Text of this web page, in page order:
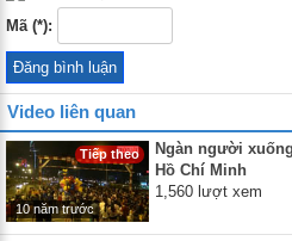
Mã (*):
Video liên quan
Tiếp theo
10 năm trước
Ngàn người
Hồ Chí Minh
1,560 lượt xem